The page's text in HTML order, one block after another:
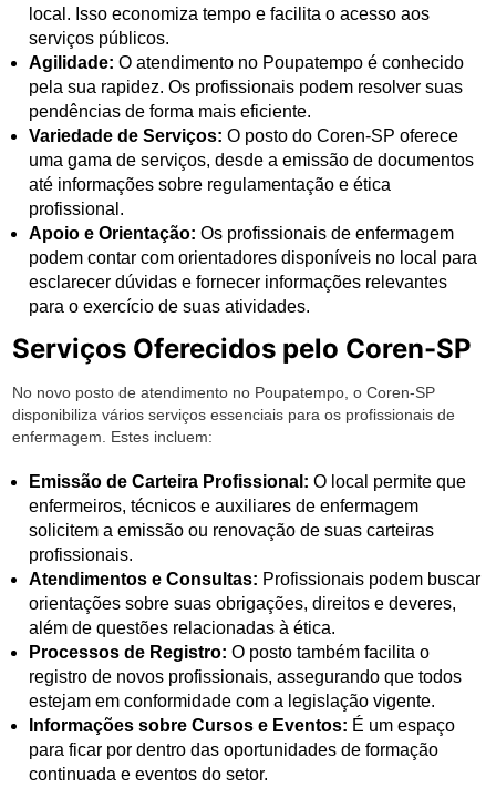
local. Isso economiza tempo e facilita o acesso aos
serviços públicos.
Agilidade: O atendimento no Poupatempo é conhecido
pela sua rapidez. Os profissionais podem resolver suas
pendências de forma mais eficiente.
Variedade de Serviços: O posto do Coren-SP oferece
uma gama de serviços, desde a emissão de documentos
até informações sobre regulamentação e ética
profissional.
Apoio e Orientação: Os profissionais de enfermagem
podem contar com orientadores disponíveis no local para
esclarecer dúvidas e fornecer informações relevantes
para o exercício de suas atividades.
Serviços Oferecidos pelo Coren-SP
No novo posto de atendimento no Poupatempo, o Coren-SP
disponibiliza vários serviços essenciais para os profissionais de
enfermagem. Estes incluem:
Emissão de Carteira Profissional: O local permite que
enfermeiros, técnicos e auxiliares de enfermagem
solicitem a emissão ou renovação de suas carteiras
profissionais.
Atendimentos e Consultas: Profissionais podem buscar
orientações sobre suas obrigações, direitos e deveres,
além de questões relacionadas à ética.
Processos de Registro: O posto também facilita o
registro de novos profissionais, assegurando que todos
estejam em conformidade com a legislação vigente.
Informações sobre Cursos e Eventos: É um espaço
para ficar por dentro das oportunidades de formação
continuada e eventos do setor.